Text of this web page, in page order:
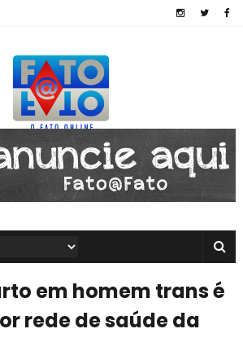
em homem trans é
rede de saúde da